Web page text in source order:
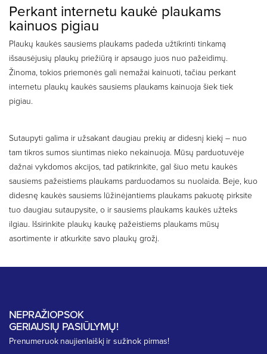
Perkant internetu kaukė plaukams
kainuos pigiau
Plaukų kaukės sausiems plaukams padeda užtikrinti tinkamą
išsausėjusių plaukų priežiūrą ir apsaugo juos nuo pažeidimų.
Žinoma, tokios priemonės gali nemažai kainuoti, tačiau perkant
internetu plaukų kaukės sausiems plaukams kainuoja šiek tiek
pigiau.
Sutaupyti galima ir užsakant daugiau prekių ar didesnį kiekį – nuo
tam tikros sumos siuntimas nieko nekainuoja. Mūsų parduotuvėje
dažnai vykdomos akcijos, tad patikrinkite, gal šiuo metu kaukės
sausiems pažeistiems plaukams parduodamos su nuolaida. Beje, kuo
didesnę kaukės sausiems lūžinėjantiems plaukams pakuotę pirksite
tuo daugiau sutaupysite, o ir sausiems plaukams kaukės užteks
ilgiau. Išsirinkite plaukų kaukę pažeistiems plaukams mūsų
asortimente ir atkurkite savo plaukų grožį.
NEPRAŽIOPSOK
GERIAUSIŲ PASIŪLYMŲ!
Prenumeruok naujienlaiškį ir sužinok pirmas!